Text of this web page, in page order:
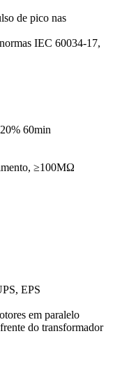
de pico nas
IEC 60034-17,
60min
≥100MΩ
EPS
em paralelo
do transformador